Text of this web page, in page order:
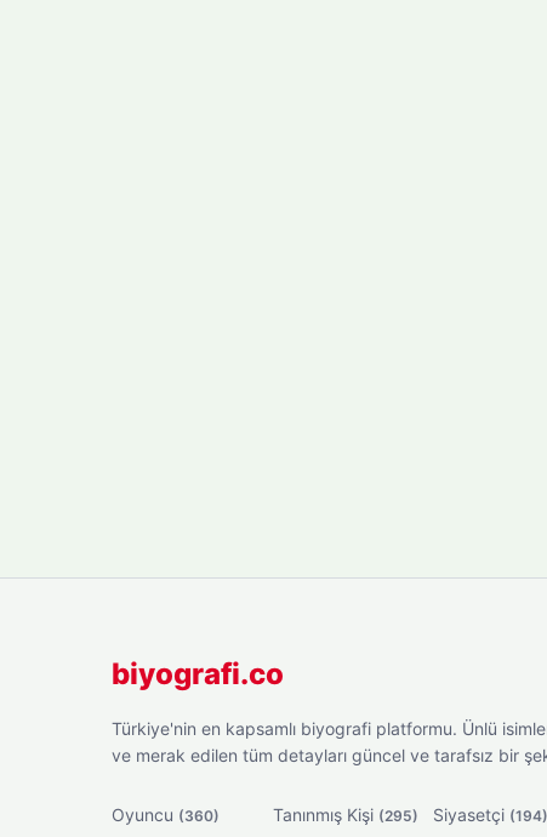
biyografi.co
Türkiye'nin en kapsamlı biyografi platformu. Ünlü
ve merak edilen tüm detayları güncel ve tarafsız bir
Oyuncu (360) Tanınmış Kişi (295) Siyasetçi (194)